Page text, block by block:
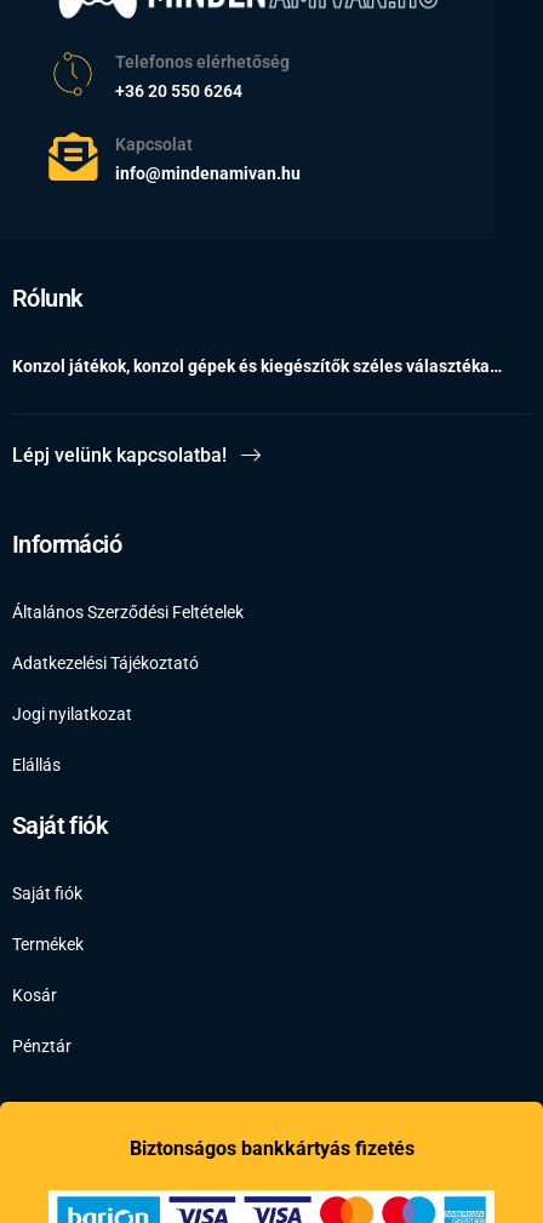
Telefonos elérhetőség
+36 20 550 6264
Kapcsolat
info@mindenamivan.hu
Rólunk
Konzol játékok, konzol gépek és kiegészítők széles választéka…
Lépj velünk kapcsolatba!
Információ
Általános Szerződési Feltételek
Adatkezelési Tájékoztató
Jogi nyilatkozat
Elállás
Saját fiók
Saját fiók
Termékek
Kosár
Pénztár
Biztonságos bankkártyás fizetés